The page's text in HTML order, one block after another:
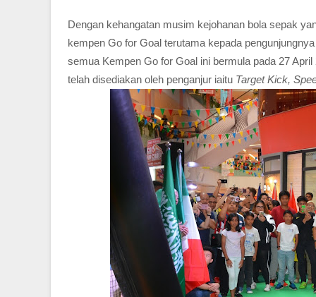
Dengan kehangatan musim kejohanan bola sepak
kempen Go for Goal terutama kepada
semua Kempen Go for Goal ini bermula pada 27
telah disediakan oleh penganjur iaitu Target Kick,